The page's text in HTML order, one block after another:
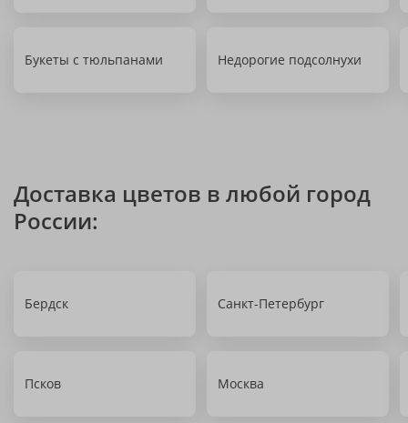
Букеты с тюльпанами Недорогие подсолнухи
Доставка цветов в любой город
России:
Бердск Санкт-Петербург
Псков Москва